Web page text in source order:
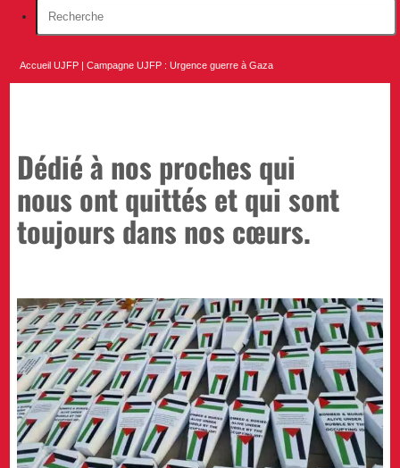
Accueil UJFP |Campagne UJFP : Urgence guerre à Gaza
Dédié à nos proches qui
nous ont quittés et qui sont
toujours dans nos cœurs.